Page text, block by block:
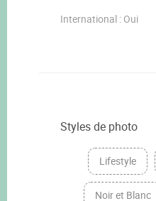
International : Oui
Styles de photo
Lifestyle
Noir et Blanc